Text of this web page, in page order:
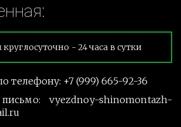
- 24 часа в сутки
телефону: +7 (999) 665-92-36
vyezdnoy-shinomontazh-